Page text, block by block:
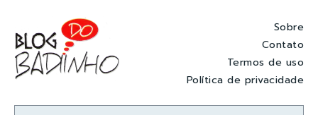
Sobre
Contato
Termos de uso
Política de privacidade